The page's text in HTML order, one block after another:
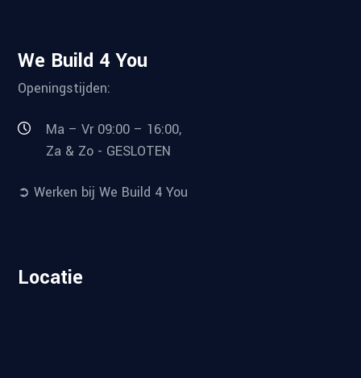
We Build 4 You
Openingstijden:
Ma – Vr 09:00 – 16:00,
Za & Zo - GESLOTEN
➲ Werken bij We Build 4 You
Locatie